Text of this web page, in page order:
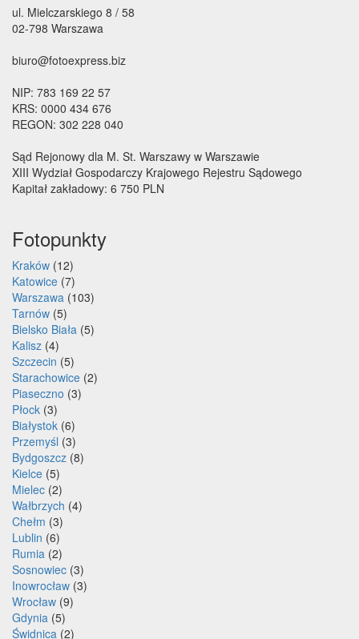
ul. Mielczarskiego 8 / 58
02-798 Warszawa
biuro@fotoexpress.biz
NIP: 783 169 22 57
KRS: 0000 434 676
REGON: 302 228 040
Sąd Rejonowy dla M. St. Warszawy w Warszawie
XIII Wydział Gospodarczy Krajowego Rejestru Sądowego
Kapitał zakładowy: 6 750 PLN
Fotopunkty
Kraków (12)
Katowice (7)
Warszawa (103)
Tarnów (5)
Bielsko Biała (5)
Kalisz (4)
Szczecin (5)
Starachowice (2)
Piaseczno (3)
Płock (3)
Białystok (6)
Przemyśl (3)
Bydgoszcz (8)
Kielce (5)
Mielec (2)
Wałbrzych (4)
Chełm (3)
Lublin (6)
Rumia (2)
Sosnowiec (3)
Inowrocław (3)
Wrocław (9)
Gdynia (5)
Świdnica (2)